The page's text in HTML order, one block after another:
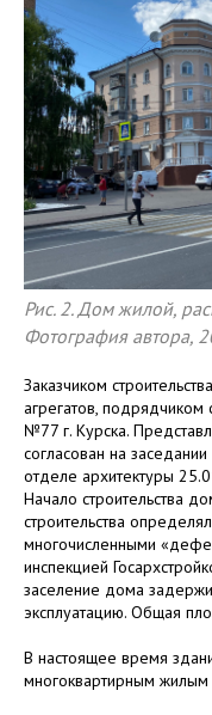
Рис. 2. Дом жилой,
Фотография автора,
Заказчиком
агрегатов, подрядчиком
№77 г. Курска.
согласован на
отделе архитектуры
Начало строительства
строительства
многочисленными
инспекцией
заселение дома
эксплуатацию. Общая
В настоящее время
многоквартирным